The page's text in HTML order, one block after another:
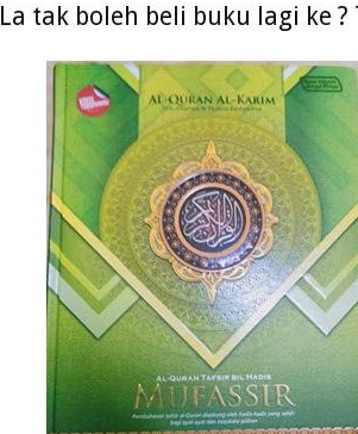
La tak boleh beli buku lagi ke ?